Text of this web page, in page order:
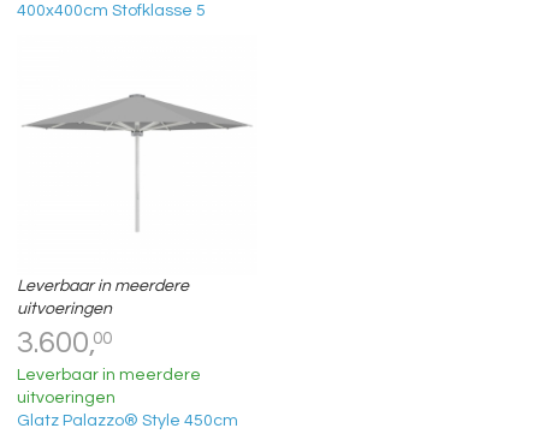
400x400cm Stofklasse 5
Leverbaar in meerdere
uitvoeringen
3.600,00
Leverbaar in meerdere
uitvoeringen
Glatz Palazzo® Style 450cm